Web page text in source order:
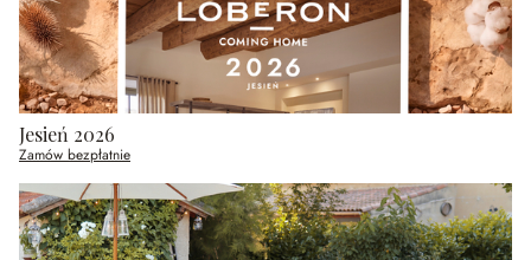
Jesień 2026
Zamów bezpłatnie